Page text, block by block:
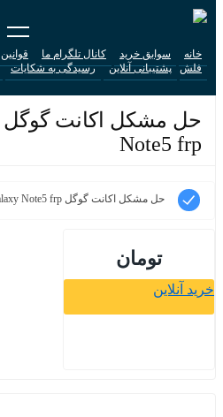
خانه سوابق خرید کانال تلگرام ما قوانین
فلش
پشتیبانی آنلاین رسیدگی به شکایات
Note5 frp
حل مشکل اکانت گوگل N920G Galaxy Note5 frp
تومان
خرید آنلاین